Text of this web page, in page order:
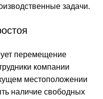
задачи.
перемещение
компании
местоположении
наличие свободных